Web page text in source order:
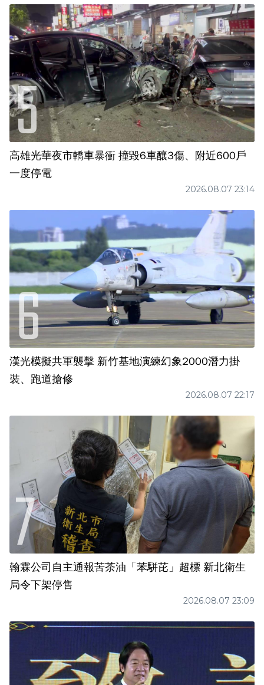
高雄光華夜市轎車暴衝 撞毀6車釀3傷、附近600戶
一度停電
2026.08.07 23:14
漢光模擬共軍襲擊 新竹基地演練幻象2000潛力掛
裝、跑道搶修
2026.08.07 22:17
翰霖公司自主通報苦茶油「苯駢芘」超標 新北衛生
局令下架停售
2026.08.07 23:09